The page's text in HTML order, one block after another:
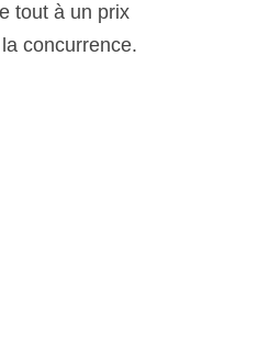
tout à un prix
concurrence.